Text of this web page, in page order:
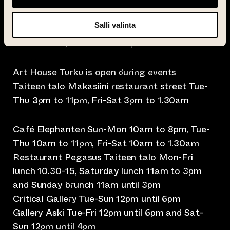
Salli valinta
Taiteen talo, Nunnankatu 4, 20700 Turku
Art House Turku is open during events
Taiteen talo Makasiini restaurant street Tue-
Thu 3pm to 11pm, Fri-Sat 3pm to 1.30am
Café Elephanten Sun-Mon 10am to 8pm, Tue-
Thu 10am to 11pm, Fri-Sat 10am to 1.30am
Restaurant Pegasus Taiteen talo Mon-Fri
lunch 10.30-15, Saturday lunch 11am to 3pm
and Sunday brunch 11am until 3pm
Critical Gallery Tue-Sun 12pm until 6pm
Gallery Aski Tue-Fri 12pm until 6pm and Sat-
Sun 12pm until 4pm